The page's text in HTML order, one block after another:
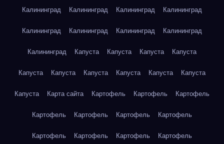
Калининград Калининград Калининград Калининград
Калининград Калининград Калининград Калининград
Калининград Капуста Капуста Капуста Капуста
Капуста Капуста Капуста Капуста Капуста Капуста
Капуста Карта сайта Картофель Картофель Картофель
Картофель Картофель Картофель Картофель
Картофель Картофель Картофель Картофель